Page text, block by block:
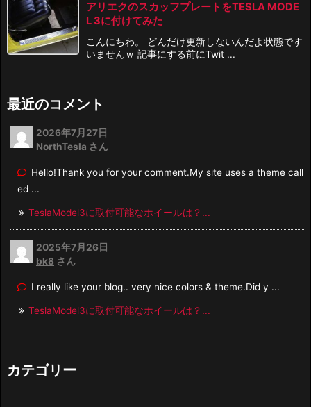
アリエクのスカッフプレートをTESLA MODE
L 3に付けてみた
こんにちわ。 どんだけ更新しないんだよ状態です
いませんｗ 記事にする前にTwit ...
最近のコメント
2026年7月27日
NorthTesla さん
Hello!Thank you for your comment.My site uses a theme call
ed ...
TeslaModel3に取付可能なホイールは？...
2025年7月26日
bk8 さん
I really like your blog.. very nice colors & theme.Did y ...
TeslaModel3に取付可能なホイールは？...
カテゴリー